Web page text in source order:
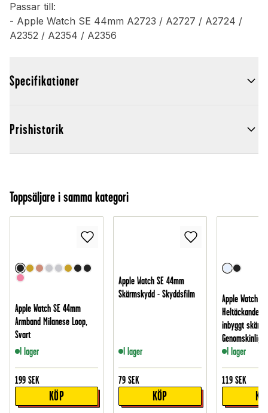
Passar till:
- Apple Watch SE 44mm A2723 / A2727 / A2724 /
A2352 / A2354 / A2356
Specifikationer
Prishistorik
Toppsäljare i samma kategori
Apple Watch SE 44mm
Armband Milanese Loop,
Svart
I lager
199 SEK
KÖP
Apple Watch SE 44mm
Skärmskydd - Skyddsfilm
I lager
79 SEK
KÖP
Apple Watch
Heltäckande
inbyggt
Genomskinlig
I lager
119 SEK